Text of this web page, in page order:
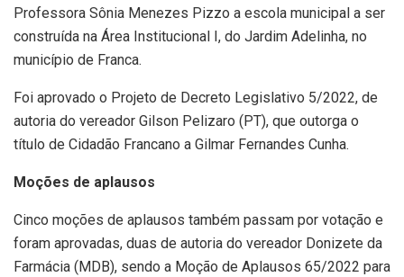
Professora Sônia Menezes Pizzo a escola municipal a ser
construída na Área Institucional I, do Jardim Adelinha, no
município de Franca.
Foi aprovado o Projeto de Decreto Legislativo 5/2022, de
autoria do vereador Gilson Pelizaro (PT), que outorga o
título de Cidadão Francano a Gilmar Fernandes Cunha.
Moções de aplausos
Cinco moções de aplausos também passam por votação e
foram aprovadas, duas de autoria do vereador Donizete da
Farmácia (MDB), sendo a Moção de Aplausos 65/2022 para